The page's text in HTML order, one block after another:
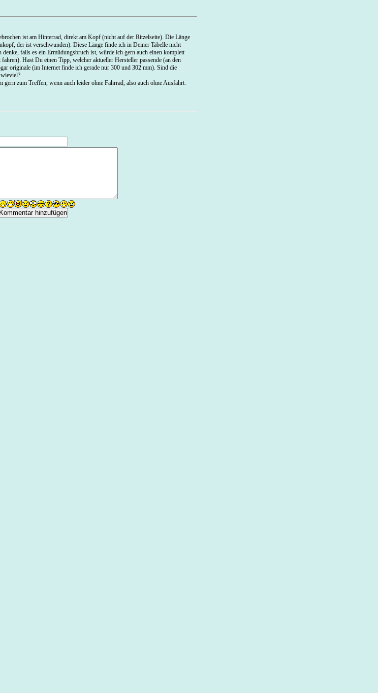
ist am Hinterrad, direkt am Kopf (nicht auf der Ritzelseite). Die Länge
der ist verschwunden). Diese Länge finde ich in Deiner Tabelle nicht
falls es ein Ermüdungsbruch ist, würde ich gern auch einen komplett
Hast Du einen Tipp, welcher aktueller Hersteller passende (an den
originale (im Internet finde ich gerade nur 300 und 302 mm). Sind die
zum Treffen, wenn auch leider ohne Fahrrad, also auch ohne Ausfahrt.